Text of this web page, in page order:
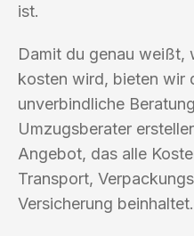
ist.
Damit du genau weißt,
kosten wird, bieten wir
unverbindliche
Umzugsberater
Angebot, das alle
Transport,
Versicherung beinhaltet.